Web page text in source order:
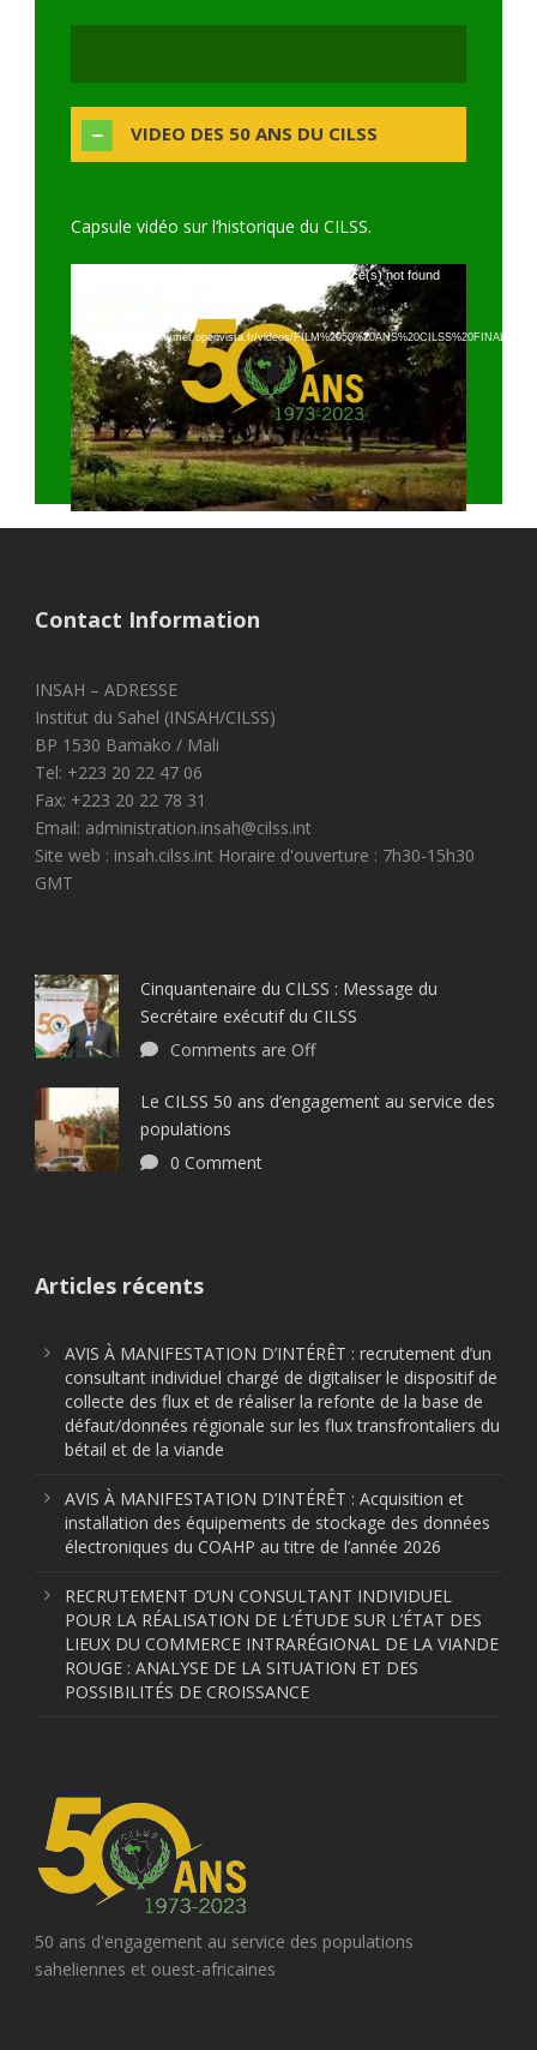
VIDEO DES 50 ANS DU CILSS
Capsule vidéo sur l’historique du CILSS.
Media error: Format(s) not supported or source(s) not found
https://webagrhymet.openvista.fr/videos/
_=1
Contact Information
INSAH – ADRESSE
Institut du Sahel (INSAH/CILSS)
BP 1530 Bamako / Mali
Tel: +223 20 22 47 06
Fax: +223 20 22 78 31
Email: administration.insah@cilss.int
Site web : insah.cilss.int Horaire d'ouverture : 7h30-15h30
GMT
Cinquantenaire du CILSS : Message du
Secrétaire exécutif du CILSS
Comments are Off
Le CILSS 50 ans d’engagement au service des
populations
0 Comment
Articles récents
AVIS À MANIFESTATION D’INTÉRÊT : recrutement d’un
consultant individuel chargé de digitaliser le dispositif de
collecte des flux et de réaliser la refonte de la base de
défaut/données régionale sur les flux transfrontaliers du
bétail et de la viande
AVIS À MANIFESTATION D’INTÉRÊT : Acquisition et
installation des équipements de stockage des données
électroniques du COAHP au titre de l’année 2026
RECRUTEMENT D’UN CONSULTANT INDIVIDUEL
POUR LA RÉALISATION DE L’ÉTUDE SUR L’ÉTAT DES
LIEUX DU COMMERCE INTRARÉGIONAL DE LA VIANDE
ROUGE : ANALYSE DE LA SITUATION ET DES
POSSIBILITÉS DE CROISSANCE
50 ans d'engagement au service des populations
saheliennes et ouest-africaines